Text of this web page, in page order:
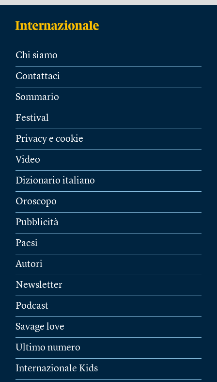
Chi siamo
Contattaci
Sommario
Festival
Privacy e cookie
Video
Dizionario italiano
Oroscopo
Pubblicità
Paesi
Autori
Newsletter
Podcast
Savage love
Ultimo numero
Internazionale Kids